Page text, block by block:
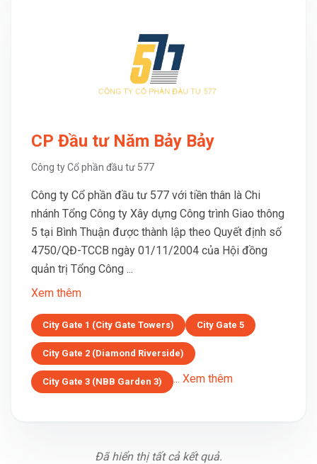
CP Đầu tư Năm Bảy Bảy
Công ty Cổ phần đầu tư 577
Công ty Cổ phần đầu tư 577 với tiền thân là Chi
nhánh Tổng Công ty Xây dựng Công trình Giao thông
5 tại Bình Thuận được thành lập theo Quyết định số
4750/QĐ-TCCB ngày 01/11/2004 của Hội đồng
quản trị Tổng Công ...
Xem thêm
City Gate 1 (City Gate Towers) City Gate 5
City Gate 2 (Diamond Riverside)
City Gate 3 (NBB Garden 3) ... Xem thêm
Đã hiển thị tất cả kết quả.